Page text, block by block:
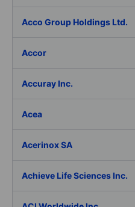
Acco Group Holdings Ltd.
Accor
Accuray Inc.
Acea
Acerinox SA
Achieve Life Sciences Inc.